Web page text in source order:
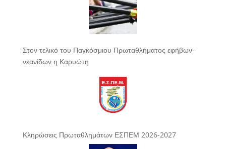
Στον τελικό του Παγκόσμιου Πρωταθλήματος εφήβων-
νεανίδων η Καρυώτη
Κληρώσεις Πρωταθλημάτων ΕΣΠΕΜ 2026-2027